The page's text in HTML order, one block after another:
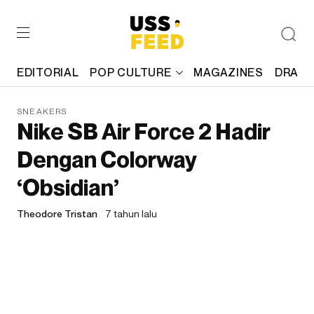
EDITORIAL POP CULTURE MAGAZINES
SNEAKERS
Nike SB Air Force 2 Hadir
Dengan Colorway
‘Obsidian’
Theodore Tristan 7 tahun lalu